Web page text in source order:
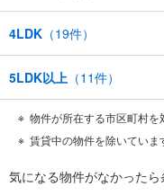
4LDK （19件）
5LDK以上 （11件）
物件が所在する市区町村を
賃貸中の物件を除いていま
気になる物件がなかったら